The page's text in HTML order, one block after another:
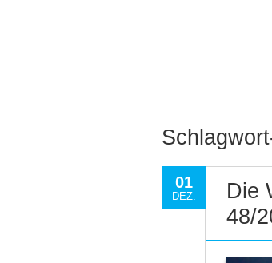
01
DEZ.
Die
48/